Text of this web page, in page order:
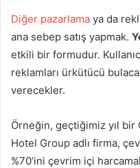
Diğer pazarlama ya da
ana sebep satış yapmak.
etkili bir formudur.
reklamları ürkütücü
verecekler.
Örneğin, geçtiğimiz yıl bir
Hotel Group adlı firma,
%70’ini çevrim içi